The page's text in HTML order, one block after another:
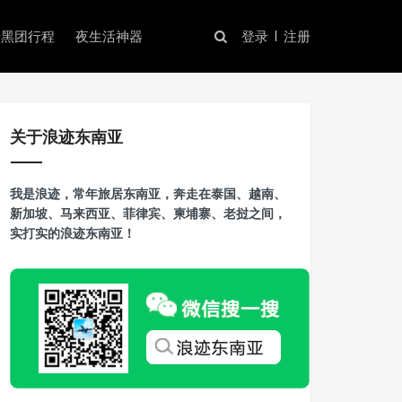
团行程 夜生活神器 登录 注册
关于浪迹东南亚
我是浪迹，常年旅居东南亚，奔走在泰国、越南、
新加坡、马来西亚、菲律宾、柬埔寨、老挝之间，
实打实的浪迹东南亚！